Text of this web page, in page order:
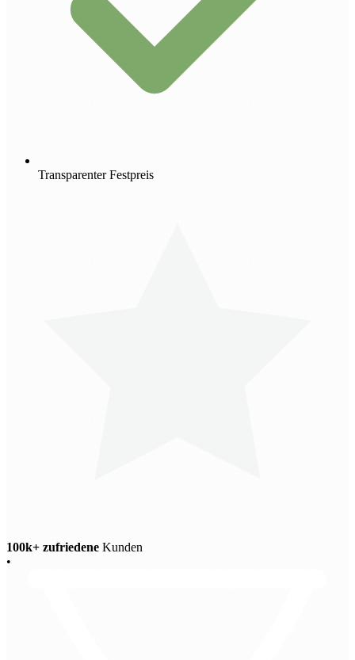
Transparenter Festpreis
100k+ zufriedene Kunden
•